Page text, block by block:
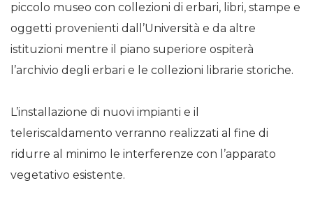
piccolo museo con collezioni di erbari, libri, stampe e
oggetti provenienti dall’Università e da altre
istituzioni mentre il piano superiore ospiterà
l’archivio degli erbari e le collezioni librarie storiche.
L’installazione di nuovi impianti e il
teleriscaldamento verranno realizzati al fine di
ridurre al minimo le interferenze con l’apparato
vegetativo esistente.